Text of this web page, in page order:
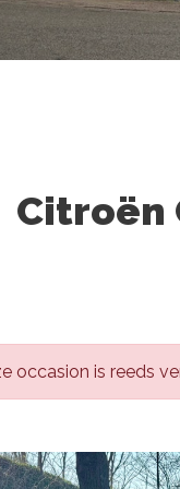
Citroën
occasion is reeds